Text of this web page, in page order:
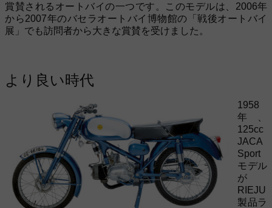
賞賛されるオートバイの一つです。このモデルは、2006年
から2007年のバセラオートバイ博物館の「戦後オートバイ
展」でも訪問者から大きな賞賛を受けました。
より良い時代
1958
年、
125cc
JACA
Sport
モデル
が
RIEJU
製品ラ